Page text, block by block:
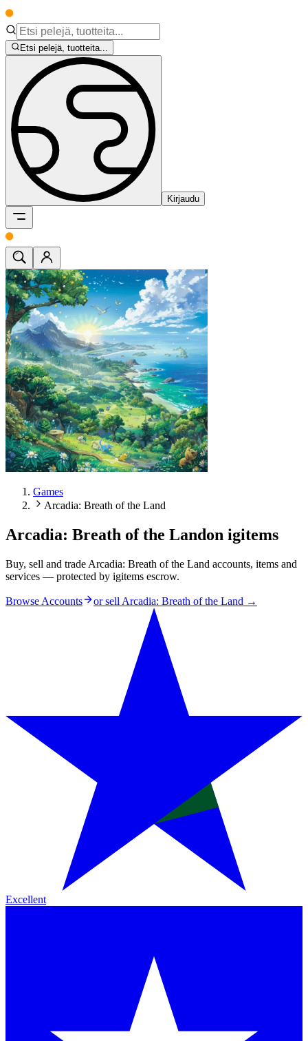
Etsi pelejä, tuotteita...
Kirjaudu
Games
Arcadia: Breath of the Land
Arcadia: Breath of the Landon igitems
Buy, sell and trade Arcadia: Breath of the Land accounts, items and
services — protected by igitems escrow.
Browse Accounts or sell Arcadia: Breath of the Land →
Excellent